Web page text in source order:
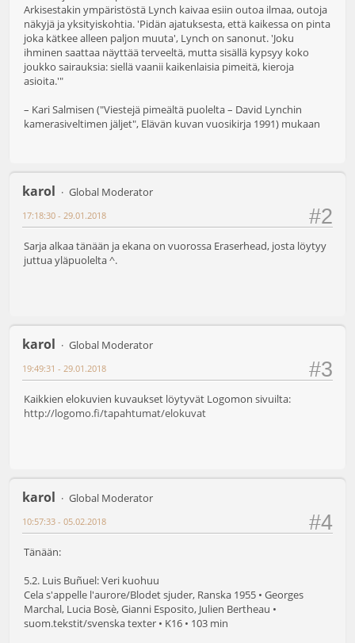
Arkisestakin ympäristöstä Lynch kaivaa esiin outoa ilmaa, outoja
näkyjä ja yksityiskohtia. 'Pidän ajatuksesta, että kaikessa on pinta
joka kätkee alleen paljon muuta', Lynch on sanonut. 'Joku
ihminen saattaa näyttää terveeltä, mutta sisällä kypsyy koko
joukko sairauksia: siellä vaanii kaikenlaisia pimeitä, kieroja
asioita.'"
– Kari Salmisen ("Viestejä pimeältä puolelta – David Lynchin
kamerasiveltimen jäljet", Elävän kuvan vuosikirja 1991) mukaan
karol Global Moderator
#2
17:18:30 - 29.01.2018
Sarja alkaa tänään ja ekana on vuorossa Eraserhead, josta löytyy
juttua yläpuolelta ^.
karol Global Moderator
#3
19:49:31 - 29.01.2018
Kaikkien elokuvien kuvaukset löytyvät Logomon sivuilta:
http://logomo.fi/tapahtumat/elokuvat
karol Global Moderator
#4
10:57:33 - 05.02.2018
Tänään:
5.2. Luis Buñuel: Veri kuohuu
Cela s'appelle l'aurore/Blodet sjuder, Ranska 1955 • Georges
Marchal, Lucia Bosè, Gianni Esposito, Julien Bertheau •
suom.tekstit/svenska texter • K16 • 103 min